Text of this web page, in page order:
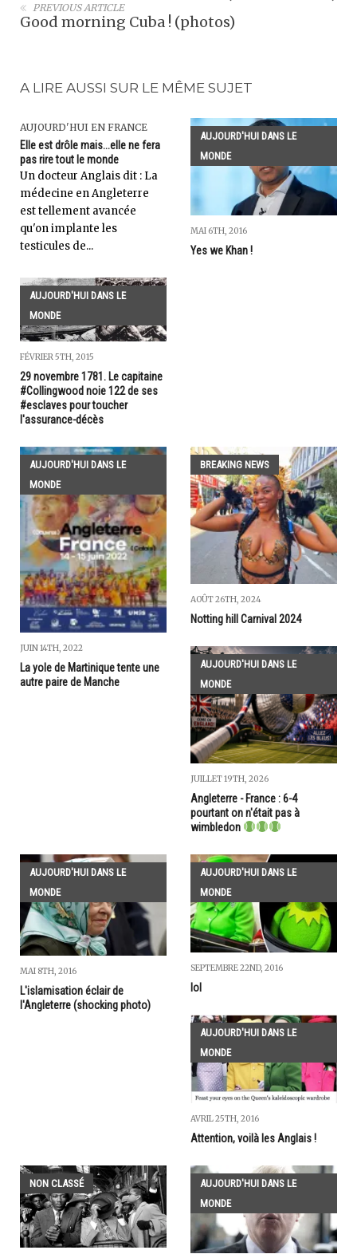
PREVIOUS ARTICLE
Good morning Cuba ! (photos)
A LIRE AUSSI SUR LE MÊME SUJET
AUJOURD'HUI EN FRANCE
Elle est drôle mais...elle ne fera
pas rire tout le monde
Un docteur Anglais dit : La
médecine en Angleterre
est tellement avancée
qu'on implante les
testicules de...
AUJOURD'HUI DANS LE
MONDE
MAI 6TH, 2016
Yes we Khan !
AUJOURD'HUI DANS LE
MONDE
FÉVRIER 5TH, 2015
29 novembre 1781. Le capitaine
#Collingwood noie 122 de ses
#esclaves pour toucher
l'assurance-décès
AUJOURD'HUI DANS LE
MONDE
JUIN 14TH, 2022
La yole de Martinique tente une
autre paire de Manche
BREAKING NEWS
AOÛT 26TH, 2024
Notting hill Carnival 2024
AUJOURD'HUI DANS LE
MONDE
JUILLET 19TH, 2026
Angleterre - France : 6-4
pourtant on n'était pas à
wimbledon
AUJOURD'HUI DANS LE
MONDE
MAI 8TH, 2016
L'islamisation éclair de
l'Angleterre (shocking photo)
AUJOURD'HUI DANS LE
MONDE
SEPTEMBRE 22ND, 2016
lol
AUJOURD'HUI DANS LE
MONDE
AVRIL 25TH, 2016
Attention, voilà les Anglais !
NON CLASSÉ
AUJOURD'HUI DANS LE
MONDE